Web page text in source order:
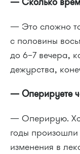
— Это сложно
с половины
до 6–7 вечера,
дежурства,
— Оперируете
— Оперирую.
годы
изменения в